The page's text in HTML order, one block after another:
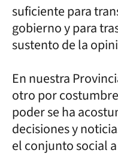
suficiente para
gobierno y para
sustento de la
En nuestra
otro por
poder se ha
decisiones y
el conjunto social